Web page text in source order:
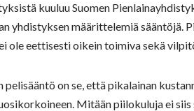
kuuluu Suomen
yhdistyksen määrittelemiä sääntöjä.
ole eettisesti oikein toimiva sekä
pelisääntö on se, että pikalainan
Mitään piilokuluja ei siis